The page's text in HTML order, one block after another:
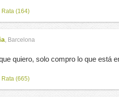
Rata (164)
, Barcelona
quiero, solo compro lo que está
Rata (665)